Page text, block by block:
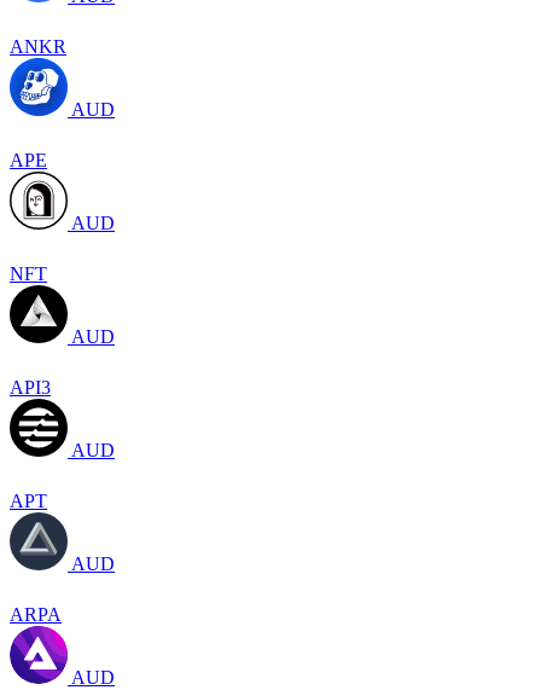
ANKR
AUD
APE
AUD
NFT
AUD
API3
AUD
APT
AUD
ARPA
AUD